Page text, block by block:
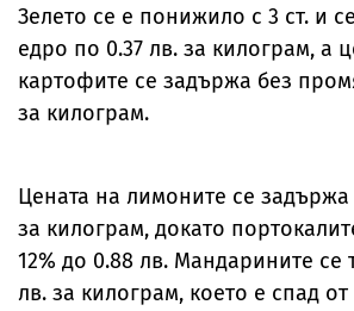
Зелето се е понижило с 3 ст. и
едро по 0.37 лв. за килограм, а
картофите се задържа без
за килограм.
Цената на лимоните се задържа
за килограм, докато
12% до 0.88 лв. Мандарините се
лв. за килограм, което е спад от